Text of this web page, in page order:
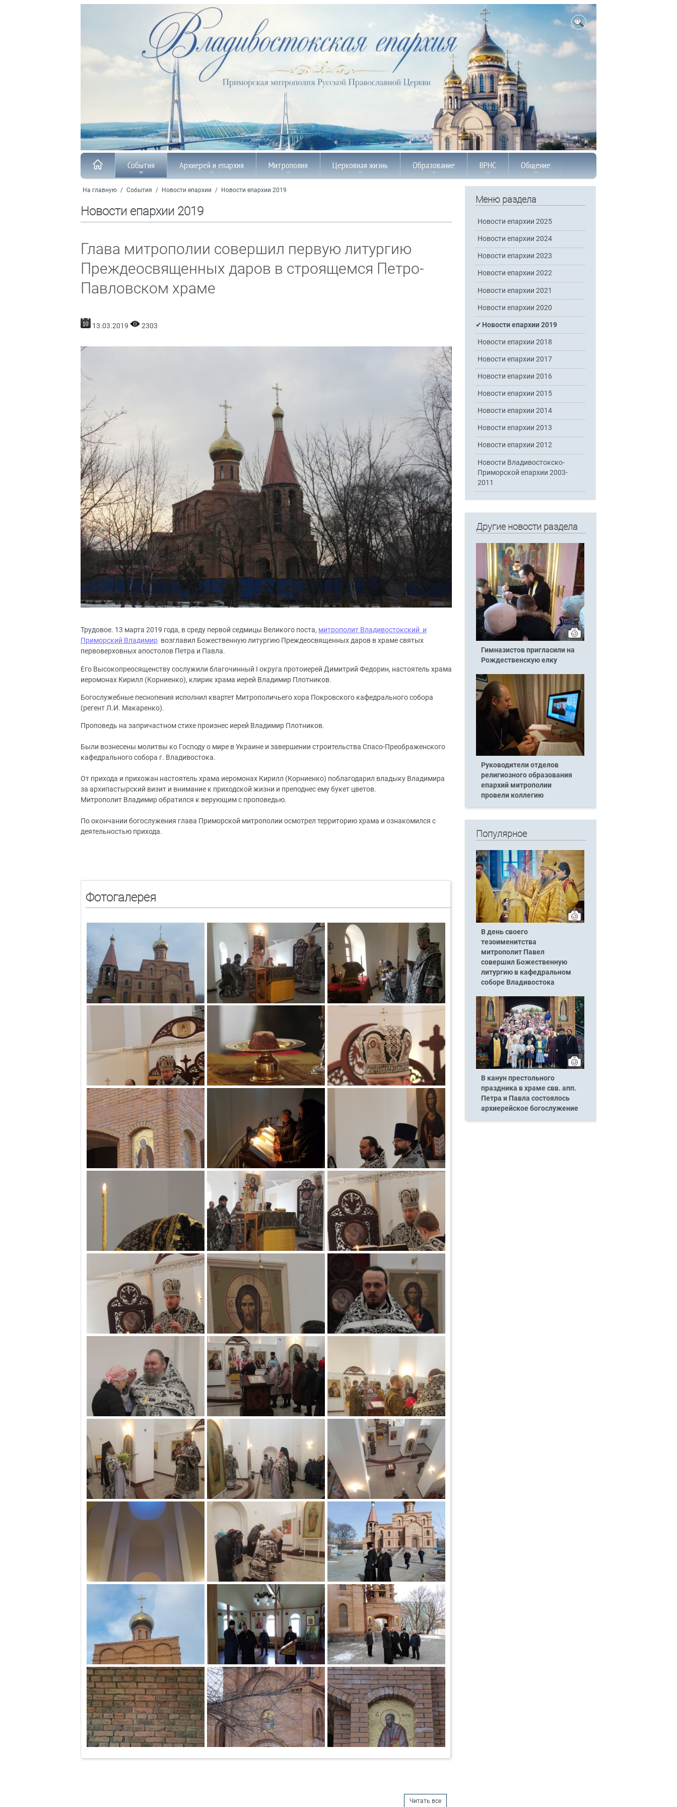
События Архиерей и епархия Митрополия Церковная жизнь Образование ВРНС Общение
На главную / События / Новости епархии / Новости епархии 2019
Новости епархии 2019
Глава митрополии совершил первую литургию
Преждеосвященных даров в строящемся Петро-
Павловском храме
13.03.2019 2303
Трудовое. 13 марта 2019 года, в среду первой седмицы Великого поста, митрополит Владивостокский и
Приморский Владимир возглавил Божественную литургию Преждеосвященных даров в храме святых
первоверховных апостолов Петра и Павла.
Его Высокопреосященству сослужили благочинный I округа протоиерей Димитрий Федорин, настоятель храма
иеромонах Кирилл (Корниенко), клирик храма иерей Владимир Плотников.
Богослужебные песнопения исполнил квартет Митрополичьего хора Покровского кафедрального собора
(регент Л.И. Макаренко).
Проповедь на запричастном стихе произнес иерей Владимир Плотников.
Были вознесены молитвы ко Господу о мире в Украине и завершении строительства Спасо-Преображенского
кафедрального собора г. Владивостока.
От прихода и прихожан настоятель храма иеромонах Кирилл (Корниенко) поблагодарил владыку Владимира
за архипастырский визит и внимание к приходской жизни и преподнес ему букет цветов.
Митрополит Владимир обратился к верующим с проповедью.
По окончании богослужения глава Приморской митрополии осмотрел территорию храма и ознакомился с
деятельностью прихода.
Фотогалерея
Читать все
Меню раздела
Новости епархии 2025
Новости епархии 2024
Новости епархии 2023
Новости епархии 2022
Новости епархии 2021
Новости епархии 2020
Новости епархии 2019
Новости епархии 2018
Новости епархии 2017
Новости епархии 2016
Новости епархии 2015
Новости епархии 2014
Новости епархии 2013
Новости епархии 2012
Новости Владивостокско-
Приморской епархии 2003-
2011
Другие новости раздела
Гимназистов пригласили на
Рождественскую елку
Руководители отделов
религиозного образования
епархий митрополии
провели коллегию
Популярное
В день своего
тезоименитства
митрополит Павел
совершил Божественную
литургию в кафедральном
соборе Владивостока
В канун престольного
праздника в храме свв. апп.
Петра и Павла состоялось
архиерейское богослужение